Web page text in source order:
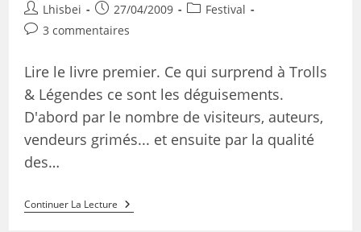
Lhisbei 27/04/2009
Festival
3 commentaires
Lire le livre premier. Ce qui surprend à Trolls
& Légendes ce sont les déguisements.
D'abord par le nombre de visiteurs, auteurs,
vendeurs grimés... et ensuite par la qualité
des…
Continuer La Lecture